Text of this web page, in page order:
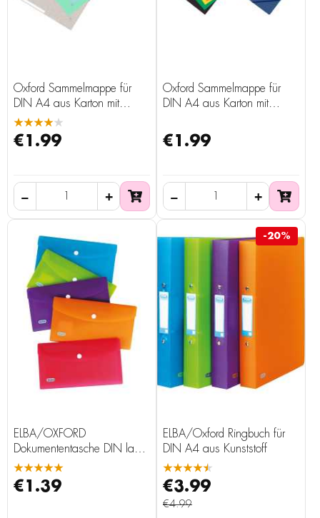
Oxford Sammelmappe für
DIN A4 aus Karton mit
Eckspannern
★★★★★
€1.99
Oxford Sammelmappe für
DIN A4 aus Karton mit
€1.99
ELBA/OXFORD
Dokumententasche DIN lang
aus Kunststoff mit Druckknopf
5fach
★★★★★
€1.39
ELBA/Oxford Ringbuch für
DIN A4 aus Kunststoff
★★★★★
€3.99
€4.99
-20%